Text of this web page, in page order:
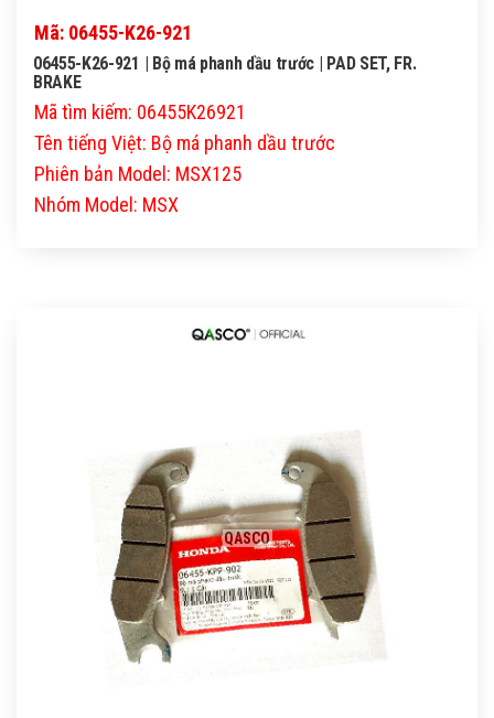
Mã: 06455-K26-921
06455-K26-921 | Bộ má phanh dầu trước | PAD SET, FR.
BRAKE
Mã tìm kiếm: 06455K26921
Tên tiếng Việt: Bộ má phanh dầu trước
Phiên bản Model: MSX125
Nhóm Model: MSX
QASCO